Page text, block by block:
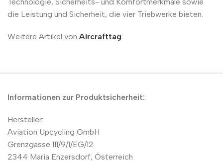
die Leistung und Sicherheit, die vier Triebwerke bieten.
Weitere Artikel von Aircrafttag
Informationen zur Produktsicherheit:
Hersteller:
Aviation Upcycling GmbH
Grenzgasse 111/9/1/EG/12
2344 Maria Enzersdorf, Österreich